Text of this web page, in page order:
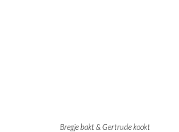
Bregje bakt & Gertrude kookt